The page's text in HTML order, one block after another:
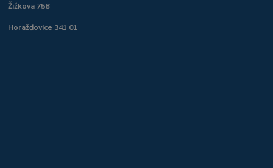
Žižkova 758
Horažďovice 341 01